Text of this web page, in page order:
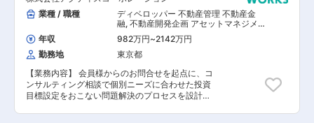
のマネジメント業務 ■収支レポート作成 ■取引業
者への支払い業務、管理 ■取引業者への請求書作
成業務 ■テナント更新関連／解約時の精算業務
【担当者コメント】 同社では、毎年管理受諾数が
増えているため業務効率化を促進しております。
幅広い仕事を社員に任せる環境があり、他社では
味わえない成長やキャリアアップを実現すること
が可能です。業務範囲を限定せず、社員同士がフ
ォローし合う社風が根付いており、チームメンバ
ーが協働し業務を進めていくことが可能です。
業種 / 職種
ディベロッパー 不動産管理 不動産金
融, 不動産開発企画 アセットマネジメ
ント その他（土木設計・測量） その他
（建築設計・積算）
年収 982万円~2142万円
勤務地
東京都
【業務内容】 会員様からのお問合せを起点に、コ
ンサルティング相談で個別ニーズに合わせた投資
目標設定をおこない問題解決のプロセスを設計。